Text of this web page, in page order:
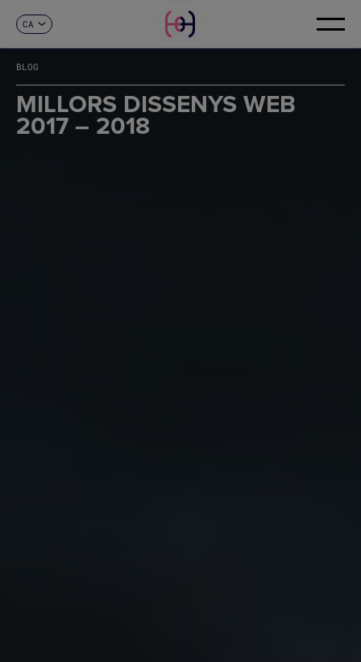
CA
FR
DE
IT
PT
CONTACTE
BLOG
MILLORS DISSENYS WEB
2017 – 2018